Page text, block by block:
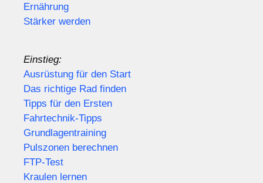
Ernährung
Stärker werden
Einstieg:
Ausrüstung für den Start
Das richtige Rad finden
Tipps für den Ersten
Fahrtechnik-Tipps
Grundlagentraining
Pulszonen berechnen
FTP-Test
Kraulen lernen